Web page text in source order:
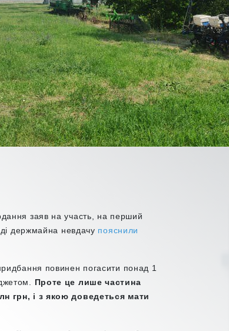
заяв на участь, на перший
держмайна невдачу пояснили
повинен погасити понад 1
Проте це лише частина
грн, і з якою доведеться мати